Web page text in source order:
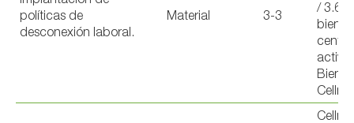
políticas de
desconexión laboral.
Material 3-3
/ 3.6